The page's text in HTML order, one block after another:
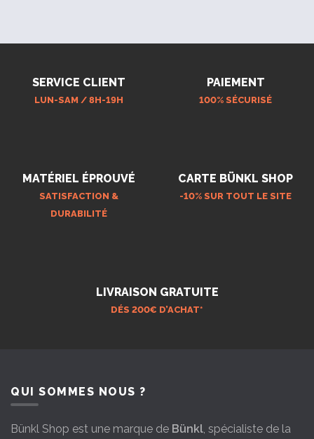
SERVICE CLIENT
LUN-SAM / 8H-19H
PAIEMENT
100% SÉCURISÉ
MATÉRIEL ÉPROUVÉ
SATISFACTION &
DURABILITÉ
CARTE BÜNKL SHOP
-10% SUR TOUT LE SITE
LIVRAISON GRATUITE
DÉS 200€ D’ACHAT*
QUI SOMMES NOUS ?
Bünkl Shop est une marque de Bünkl, spécialiste de la